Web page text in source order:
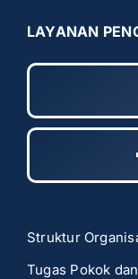
LAYANAN
Struktur
Tugas Pokok